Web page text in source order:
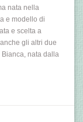
nata nella
e modello di
e scelta a
gli altri due
nata dalla